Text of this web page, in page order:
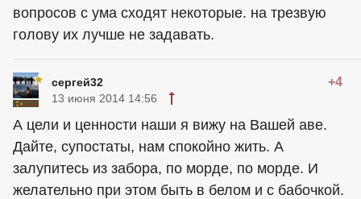
вопросов с ума сходят некоторые. на трезвую
голову их лучше не задавать.
сергей32 +4
13 июня 2014 14:56
А цели и ценности наши я вижу на Вашей аве.
Дайте, супостаты, нам спокойно жить. А
залупитесь из забора, по морде, по морде. И
желательно при этом быть в белом и с бабочкой.